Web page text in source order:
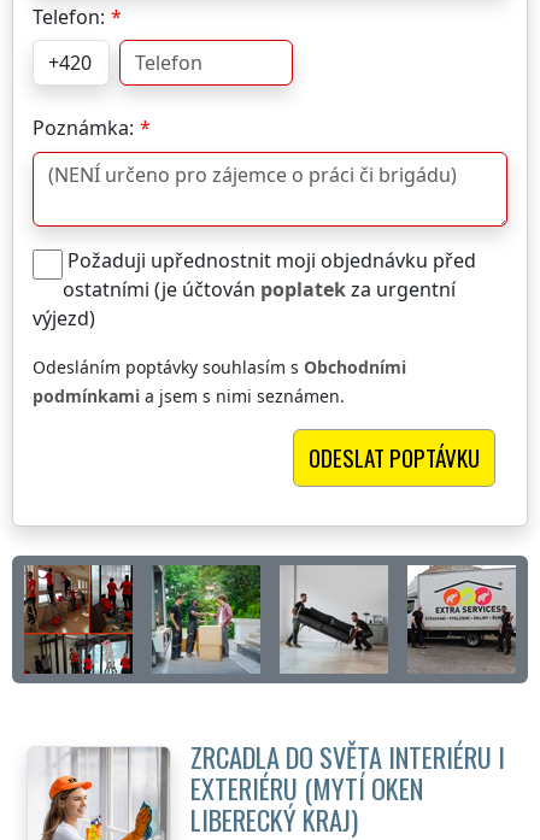
Telefon:
Poznámka:
Požaduji upřednostnit moji objednávku před
ostatními (je účtován poplatekza urgentní
výjezd)
Odesláním poptávky souhlasím s Obchodními
podmínkami a jsem s nimi seznámen.
ZRCADLA DO SVĚTA INTERIÉRU I
EXTERIÉRU (MYTÍ OKEN
LIBERECKÝ KRAJ)